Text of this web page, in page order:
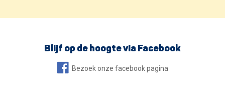
Blijf op de hoogte via Facebook
Bezoek onze facebook pagina